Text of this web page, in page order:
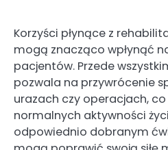
Korzyści płynące z
mogą znacząco wpłynąć
pacjentów. Przede
pozwala na przywrócenie
urazach czy operacjach,
normalnych aktywności
odpowiednio dobranym